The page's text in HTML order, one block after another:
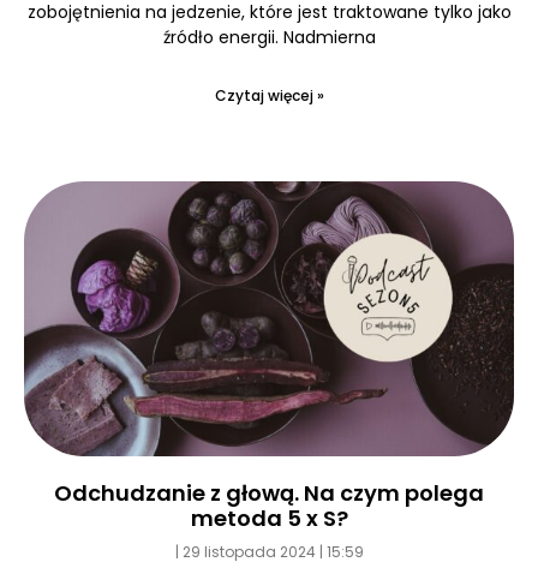
zobojętnienia na jedzenie, które jest traktowane tylko jako
źródło energii. Nadmierna
Czytaj więcej »
Odchudzanie z głową. Na czym polega
metoda 5 x S?
29 listopada 2024 15:59